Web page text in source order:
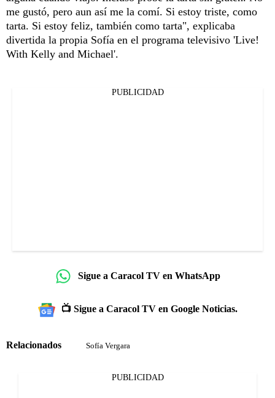
me gustó, pero aun así me la comí. Si estoy triste, como
tarta. Si estoy feliz, también como tarta", explicaba
divertida la propia Sofía en el programa televisivo 'Live!
With Kelly and Michael'.
PUBLICIDAD
Sigue a Caracol TV en WhatsApp
📺 Sigue a Caracol TV en Google Noticias.
Relacionados Sofía Vergara
PUBLICIDAD